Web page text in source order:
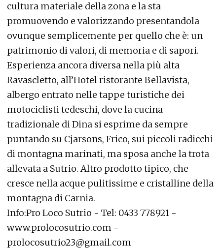
cultura materiale della zona e la sta
promuovendo e valorizzando presentandola
ovunque semplicemente per quello che è: un
patrimonio di valori, di memoria e di sapori.
Esperienza ancora diversa nella più alta
Ravascletto, all’Hotel ristorante Bellavista,
albergo entrato nelle tappe turistiche dei
motociclisti tedeschi, dove la cucina
tradizionale di Dina si esprime da sempre
puntando su Cjarsons, Frico, sui piccoli radicchi
di montagna marinati, ma sposa anche la trota
allevata a Sutrio. Altro prodotto tipico, che
cresce nella acque pulitissime e cristalline della
montagna di Carnia.
Info:Pro Loco Sutrio - Tel: 0433 778921 -
www.prolocosutrio.com -
prolocosutrio23@gmail.com